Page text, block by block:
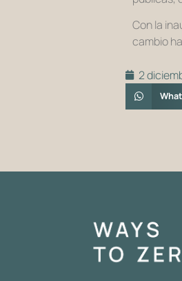
Con la
cambio
2